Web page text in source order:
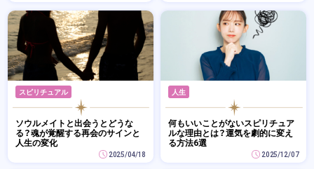
スピリチュアル
ソウルメイトと出会うとどうな
る？魂が覚醒する再会のサインと
人生の変化
2025/04/18
人生
何もいいことがないスピリチュア
ルな理由とは？運気を劇的に変え
る方法6選
2025/12/07